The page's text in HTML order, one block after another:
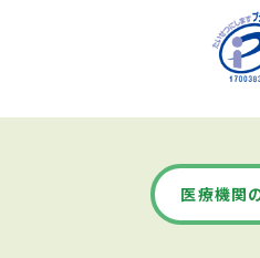
医療機関